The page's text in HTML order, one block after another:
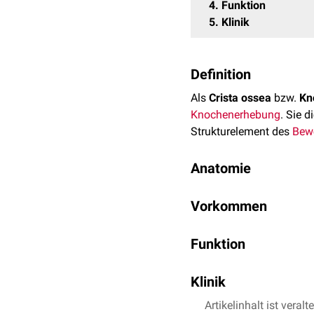
4 Funktion
5 Klinik
Definition
Als Crista ossea bzw.
Knochenerhebung. Sie
Strukturelement des
Anatomie
erstrecken. Sie
Kortikalis, die an die
Vorkommen
Crista iliaca
Crista galli
Crista infratemporalis
Funktion
wird eine effiziente
Klinik
Cristae dienen in der
Artikelinhalt ist